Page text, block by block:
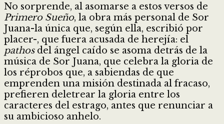
No sorprende, al asomarse a estos versos de
Primero Sueño, la obra más personal de Sor
Juana-la única que, según ella, escribió por
placer-, que fuera acusada de herejía: el
pathosdel ángel caído se asoma detrás de la
música de Sor Juana, que celebra la gloria de
los réprobos que, a sabiendas de que
emprenden una misión destinada al fracaso,
prefieren deletrear la gloria entre los
caracteres del estrago, antes que renunciar a
su ambicioso anhelo.